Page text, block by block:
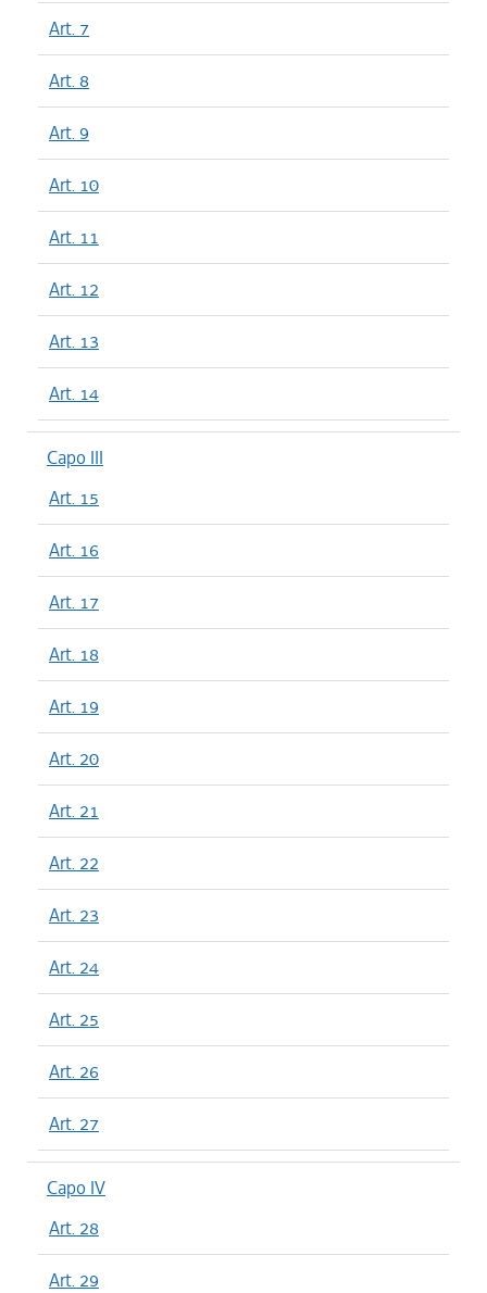
Art. 7
Art. 8
Art. 9
Art. 10
Art. 11
Art. 12
Art. 13
Art. 14
Capo III
Art. 15
Art. 16
Art. 17
Art. 18
Art. 19
Art. 20
Art. 21
Art. 22
Art. 23
Art. 24
Art. 25
Art. 26
Art. 27
Capo IV
Art. 28
Art. 29